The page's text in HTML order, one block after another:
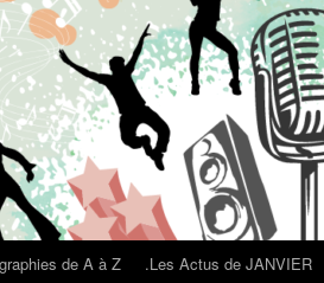
de A à Z .Les Actus de JANVIER